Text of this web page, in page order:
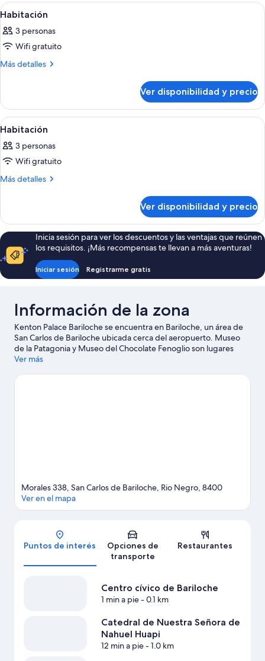
Ver
todas
las
fotos
de
Habitación de hotel con cama,
13
Habitación
3 personas
Wifi gratuito
Más detalles
Más
Ver disponibilidad y precio
Ver
todas
las
fotos
de
Una habitación de hotel con una
10
Habitación
3 personas
Wifi gratuito
Más detalles
Más
Ver disponibilidad y precio
Inicia sesión para ver los descuentos y las ventajas que reúnen
los requisitos. ¡Más recompensas te llevan a más aventuras!
Iniciar sesión Registrarme gratis
Información de la zona
Kenton Palace Bariloche se encuentra en Bariloche, un área de
San Carlos de Bariloche ubicada cerca del aeropuerto. Museo
de la Patagonia y Museo del Chocolate Fenoglio son lugares
culturales destacados, y algunos de los sitios emblemáticos del
Inmaculada y Tren histórico de vapor. ¿Viajas con niños? No te
Ver más
Mapa
Morales 338, San Carlos de Bariloche, Rio Negro, 8400
Ver en el mapa
Puntos de interés
Opciones de
transporte
Restaurantes
Centro cívico de Bariloche
1 min a pie- 0.1 km
Catedral de Nuestra Señora de
Nahuel Huapi
12 min a pie- 1.0 km